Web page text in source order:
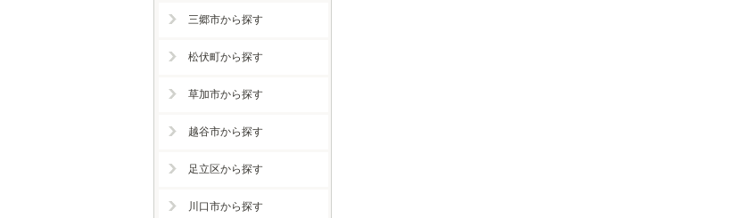
三郷市から探す
松伏町から探す
草加市から探す
越谷市から探す
足立区から探す
川口市から探す